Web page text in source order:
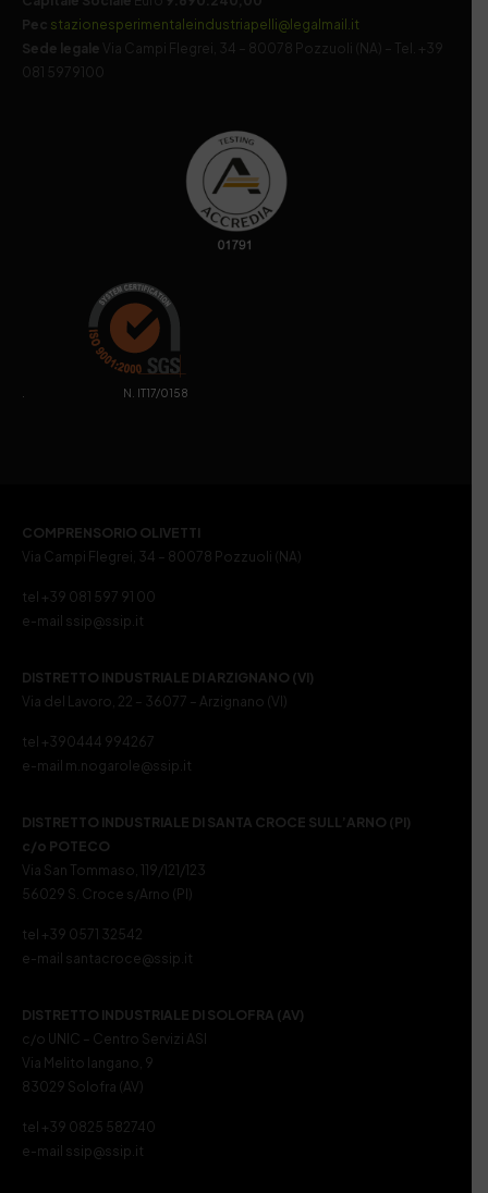
Pec stazionesperimentaleindustriapelli@legalmail.it
Sede legale
Via Campi Flegrei, 34 – 80078 Pozzuoli (NA) – Tel. +39
081 5979100
. N. IT17/0158
COMPRENSORIO OLIVETTI
Via Campi Flegrei, 34 – 80078 Pozzuoli (NA)
tel +39 081 597 91 00
e-mail ssip@ssip.it
DISTRETTO INDUSTRIALE DI ARZIGNANO (VI)
Via del Lavoro, 22 – 36077 – Arzignano (VI)
tel +390444 994267
e-mail m.nogarole@ssip.it
DISTRETTO INDUSTRIALE DI SANTA CROCE SULL’ARNO (PI)
c/o POTECO
Via San Tommaso, 119/121/123
56029 S. Croce s/Arno (PI)
tel +39 0571 32542
e-mail santacroce@ssip.it
DISTRETTO INDUSTRIALE DI SOLOFRA (AV)
c/o UNIC – Centro Servizi ASI
Via Melito Iangano, 9
83029 Solofra (AV)
tel +39 0825 582740
e-mail ssip@ssip.it